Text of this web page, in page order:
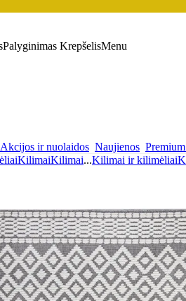
Palyginimas KrepšelisMenu
Akcijos ir nuolaidos Naujienos
KilimaiKilimai...Kilimai ir kilimėliai